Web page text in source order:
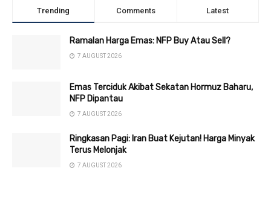
Trending Comments Latest
Ramalan Harga Emas: NFP Buy Atau Sell?
7 AUGUST 2026
Emas Terciduk Akibat Sekatan Hormuz Baharu,
NFP Dipantau
7 AUGUST 2026
Ringkasan Pagi: Iran Buat Kejutan! Harga Minyak
Terus Melonjak
7 AUGUST 2026